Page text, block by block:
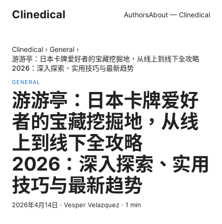
Clinedical AuthorsAbout — Clinedical
Clinedical › General ›
游游亭：日本卡牌爱好者的宝藏挖掘地，从线上到线下全攻略
2026：深入探索、实用技巧与最新趋势
GENERAL
游游亭：日本卡牌爱好
者的宝藏挖掘地，从线
上到线下全攻略
2026：深入探索、实用
技巧与最新趋势
2026年4月14日 · Vesper Velazquez · 1 min